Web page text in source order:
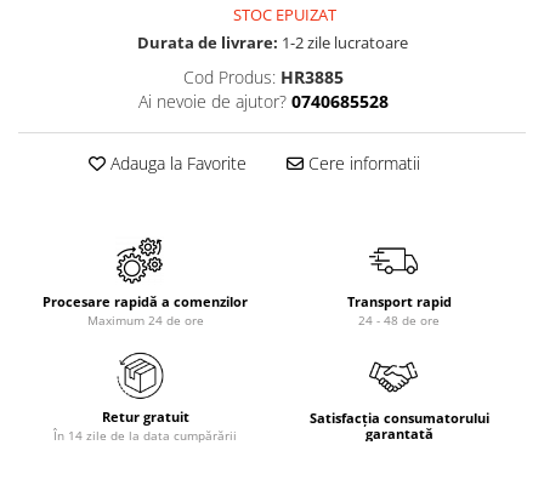
STOC EPUIZAT
Durata de livrare: 1-2 zile lucratoare
Cod Produs: HR3885
Ai nevoie de ajutor? 0740685528
Adauga la Favorite Cere informatii
Procesare rapidă a comenzilor
Maximum 24 de ore
Transport rapid
24 - 48 de ore
Retur gratuit
În 14 zile de la data cumpărării
Satisfacția consumatorului
garantată